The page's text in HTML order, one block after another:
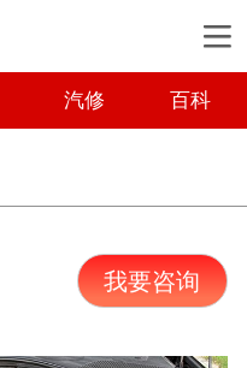
汽修 百科
我要咨询